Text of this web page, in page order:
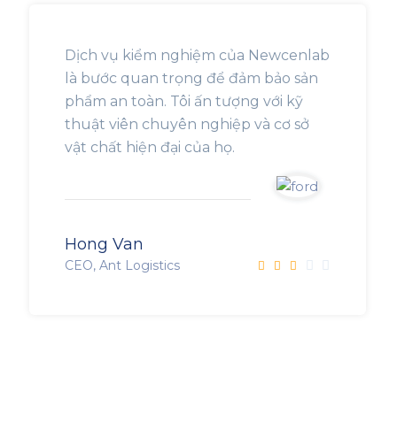
Dịch vụ kiểm nghiệm của Newcenlab
là bước quan trọng để đảm bảo sản
phẩm an toàn. Tôi ấn tượng với kỹ
thuật viên chuyên nghiệp và cơ sở
vật chất hiện đại của họ.
Hong Van
CEO, Ant Logistics